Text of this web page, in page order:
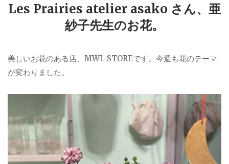
Les Prairies atelier asako さん、亜
紗子先生のお花。
美しいお花のある店、MWL STOREです。今週も花のテーマ
が変わりました。